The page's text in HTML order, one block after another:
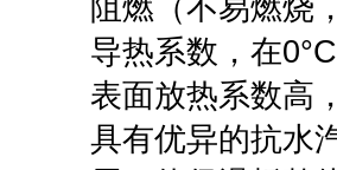
阻燃（不易燃烧
导热系数，在
表面放热系数高
具有优异的抗水